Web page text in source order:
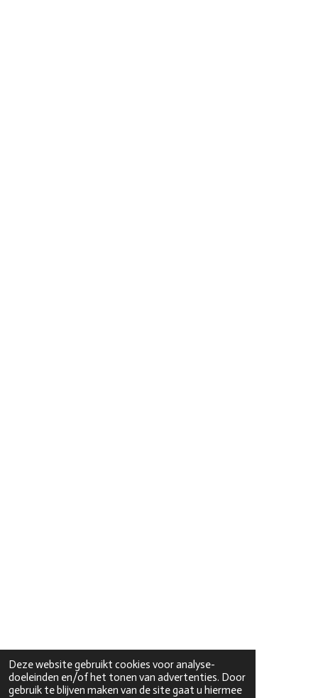
Deze website gebruikt cookies voor analyse-
doeleinden en/of het tonen van advertenties. Door
gebruik te blijven maken van de site gaat u hiermee